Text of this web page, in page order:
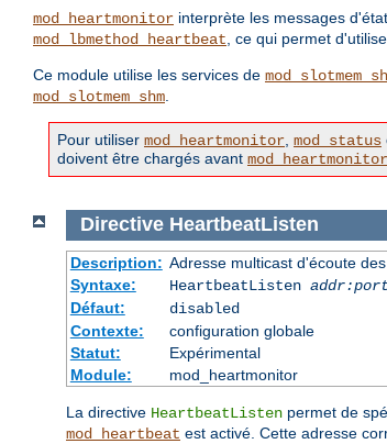
mod_heartmonitor interprète les messages
mod_lbmethod_heartbeat, ce qui permet
Ce module utilise les services de
mod_slotmem_shm.
Pour utiliser mod_heartmonitor, mod_status
doivent être chargés avant mod_heartmonitor
Directive HeartbeatListen
Description: Adresse multicast d'écoute
Syntaxe:
HeartbeatListen
Défaut:
disabled
Contexte:
configuration globale
Statut:
Expérimental
Module:
mod_heartmonitor
La directive HeartbeatListen permet de
mod_heartbeat est activé. Cette adresse